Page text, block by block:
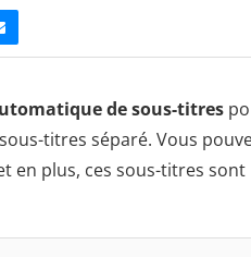
de sous-titres
titres séparé. Vous
en plus, ces sous-titres sont